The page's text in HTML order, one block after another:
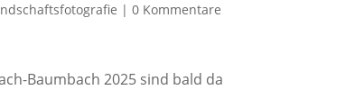
|0 Kommentare